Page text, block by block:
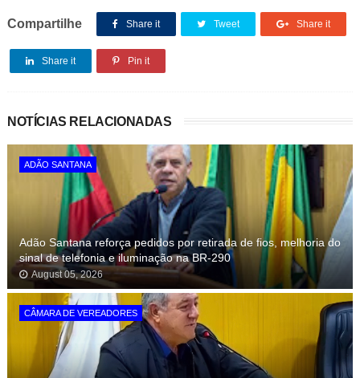
Compartilhe Share it Tweet Share it
Share it Pin it
NOTÍCIAS RELACIONADAS
ADÃO SANTANA
Adão Santana reforça pedidos por retirada de fios, melhoria do
sinal de telefonia e iluminação na BR-290
August 05, 2026
CÂMARA DE VEREADORES